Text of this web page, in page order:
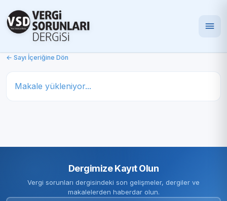
← Sayı İçeriğine Dön
Makale yükleniyor...
Dergimize Kayıt Olun
Vergi sorunları dergisindeki son gelişmeler, dergiler ve
makalelerden haberdar olun.